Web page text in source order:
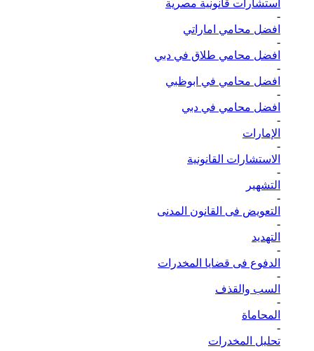
استشارات قانونية مصرية
-
افضل محامي اماراتي
-
افضل محامي طلاق في دبي
-
افضل محامي في ابوظبي
-
افضل محامي في دبي
-
الإمارات
-
الاستشارات القانونية
-
التشهير
-
التعويض فى القانون المدنى
-
التهديد
-
الدفوع فى قضايا المخدرات
-
السب والقذف
-
المحاماة
-
تحليل المخدرات